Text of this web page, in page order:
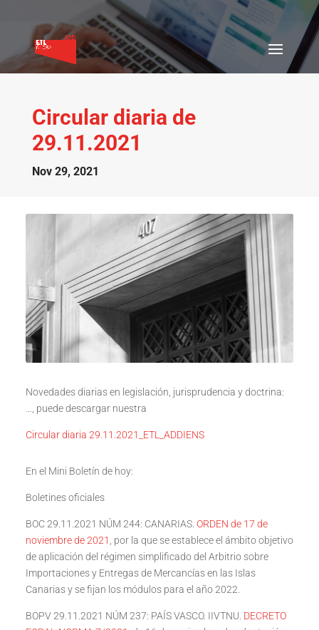
Circular diaria de
29.11.2021
Nov 29, 2021
Novedades diarias en legislación, jurisprudencia y doctrina:
…, puede descargar nuestra
Circular diaria 29.11.2021_ETL_ADDIENS
En el Mini Boletín de hoy:
Boletines oficiales
BOC 29.11.2021 NÚM 244: CANARIAS. ORDEN de 17 de
noviembre de 2021
, por la que se establece el ámbito objetivo
de aplicación del régimen simplificado del Arbitrio sobre
Importaciones y Entregas de Mercancías en las Islas
Canarias y se fijan los módulos para el año 2022.
BOPV 29.11.2021 NÚM 237: PAÍS VASCO. IIVTNU. DECRETO